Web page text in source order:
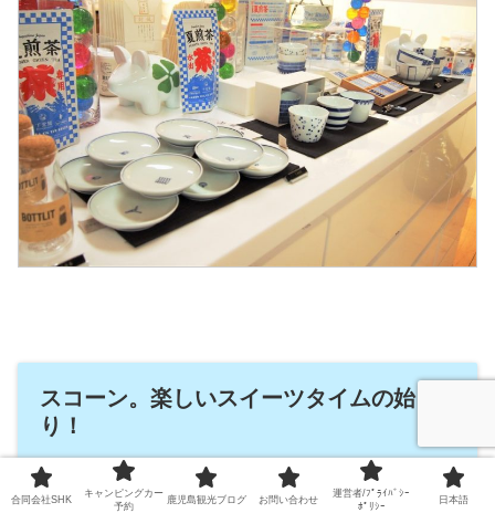
スコーン。楽しいスイーツタイムの始ま
り！
合同会社SHK
キャンピングカー
予約
鹿児島観光ブログ お問い合わせ
運営者/ﾌﾟﾗｲﾊﾞｼｰ
ﾎﾟﾘｼｰ
日本語